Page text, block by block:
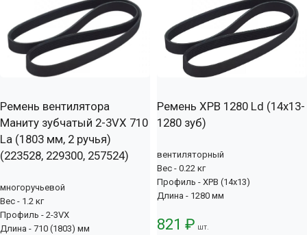
Ремень вентилятора
Маниту зубчатый 2-3VX 710
La (1803 мм, 2 ручья)
(223528, 229300, 257524)
многоручьевой
Вес - 1.2 кг
Профиль - 2-3VX
Длина - 710 (1803) мм
Ремень XPB 1280 Ld (14х13-
1280 зуб)
вентиляторный
Вес - 0.22 кг
Профиль - XPB (14x13)
Длина - 1280 мм
821 ₽ шт.